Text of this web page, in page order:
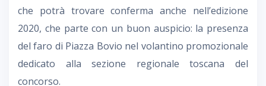
che potrà trovare conferma anche nell’edizione
2020, che parte con un buon auspicio: la presenza
del faro di Piazza Bovio nel volantino promozionale
dedicato alla sezione regionale toscana del
concorso.